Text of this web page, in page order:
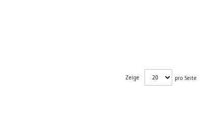
Zeige pro Seite